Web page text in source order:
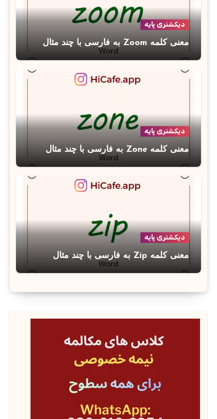
دیکشنری پایه
معنی کلمه Zoom به فارسی با چند مثال
دیکشنری پایه
معنی کلمه Zone به فارسی با چند مثال
دیکشنری پایه
معنی کلمه Zip به فارسی با چند مثال